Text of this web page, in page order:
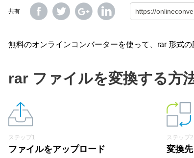
共有
無料のオンラインコンバーターを使って、rar 形式
rar ファイルを変換する方
ステップ1
ファイルをアップロード
ステップ2
変換